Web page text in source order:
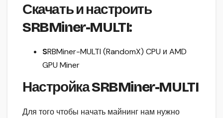
Скачать и настроить
SRBMiner-MULTI:
SRBMiner-MULTI (RandomX) CPU и AMD
GPU Miner
Настройка SRBMiner-MULTI
Для того чтобы начать майнинг нам нужно